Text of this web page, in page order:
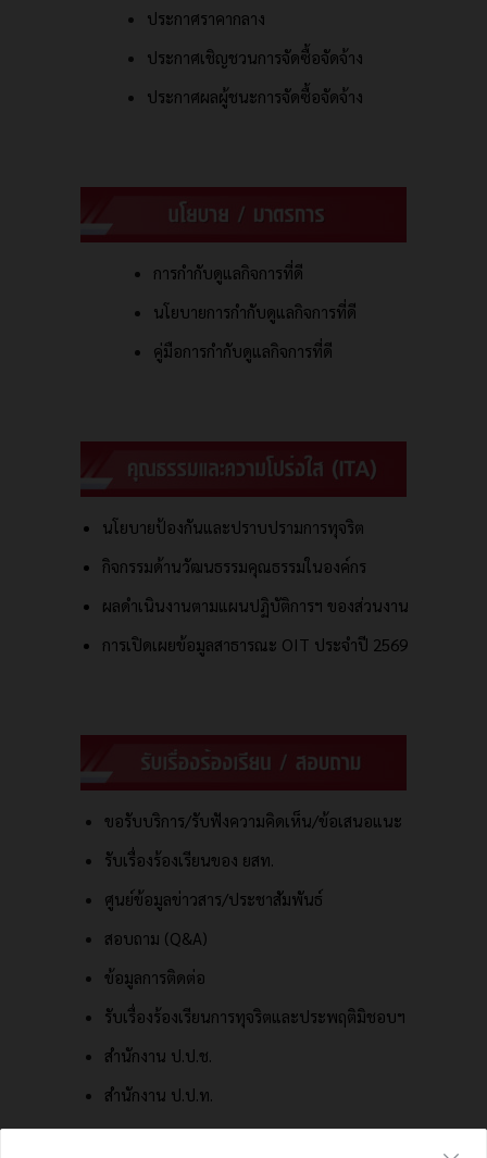
ประกาศราคากลาง
ประกาศเชิญชวนการจัดซื้อจัดจ้าง
ประกาศผลผู้ชนะการจัดซื้อจัดจ้าง
การกำกับดูแลกิจการที่ดี
นโยบายการกำกับดูแลกิจการที่ดี
คู่มือการกำกับดูแลกิจการที่ดี
นโยบายป้องกันและปราบปรามการทุจริต
กิจกรรมด้านวัฒนธรรมคุณธรรมในองค์กร
ผลดำเนินงานตามแผนปฏิบัติการฯ ของส่วนงาน
การเปิดเผยข้อมูลสาธารณะ OIT ประจำปี 2569
ขอรับบริการ/รับฟังความคิดเห็น/ข้อเสนอแนะ
รับเรื่องร้องเรียนของ ยสท.
ศูนย์ข้อมูลข่าวสาร/ประชาสัมพันธ์
สอบถาม (Q&A)
ข้อมูลการติดต่อ
รับเรื่องร้องเรียนการทุจริตและประพฤติมิชอบฯ
สำนักงาน ป.ป.ช.
สำนักงาน ป.ป.ท.